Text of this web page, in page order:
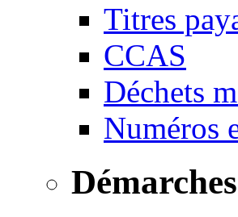
Titres
CCAS
Déchets
Numéros